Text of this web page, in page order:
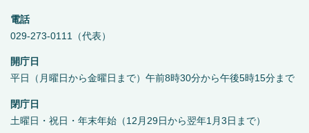
電話
029-273-0111（代表）
開庁日
平日（月曜日から金曜日まで）午前8時30分から午後5時15分まで
閉庁日
土曜日・祝日・年末年始（12月29日から翌年1月3日まで）